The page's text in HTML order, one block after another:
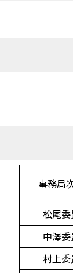
事務局
松尾
中澤
村上